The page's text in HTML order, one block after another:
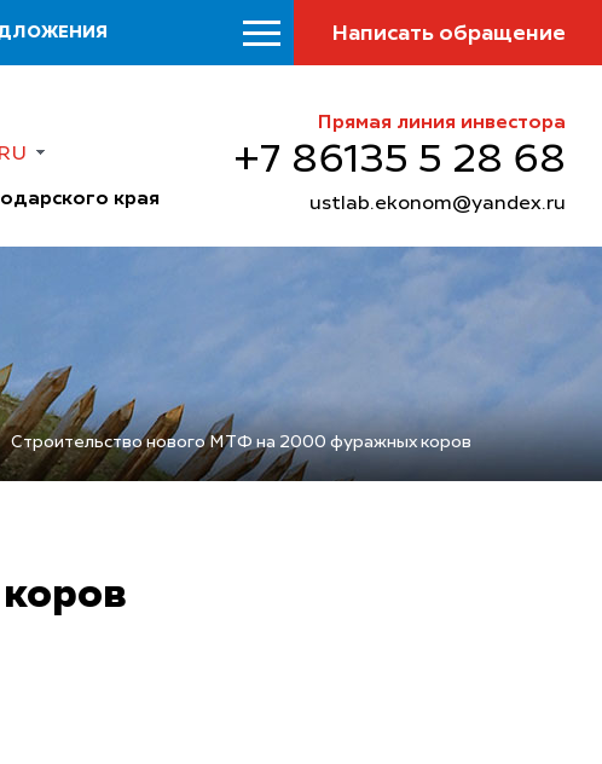
Написать обращение
RU
края
Прямая линия инвестора
+7 86135 5 28 68
ustlab.ekonom@yandex.ru
Строительство нового МТФ на 2000 фуражных коров